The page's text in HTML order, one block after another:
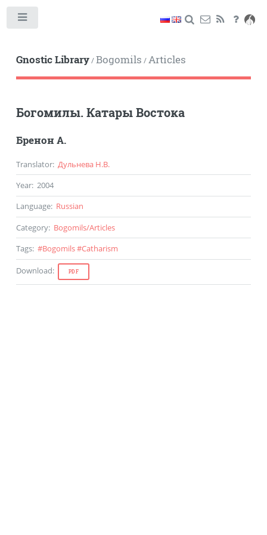
Gnostic Library/Bogomils /Articles
Богомилы. Катары Востока
Бренон А.
Translator: Дульнева Н.В.
Year: 2004
Language: Russian
Category: Bogomils/Articles
Tags: #Bogomils#Catharism
Download: PDF